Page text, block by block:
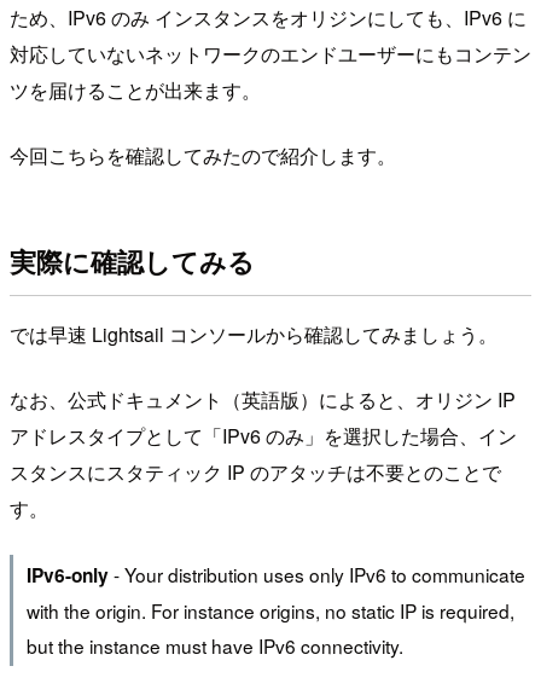
ため、IPv6 のみ インスタンスをオリジンにしても、IPv6 に
対応していないネットワークのエンドユーザーにもコンテン
ツを届けることが出来ます。
今回こちらを確認してみたので紹介します。
実際に確認してみる
では早速 Lightsail コンソールから確認してみましょう。
なお、公式ドキュメント（英語版）によると、オリジン IP
アドレスタイプとして「IPv6 のみ」を選択した場合、イン
スタンスにスタティック IP のアタッチは不要とのことで
す。
IPv6-only- Your distribution uses only IPv6 to communicate
with the origin. For instance origins, no static IP is required,
but the instance must have IPv6 connectivity.